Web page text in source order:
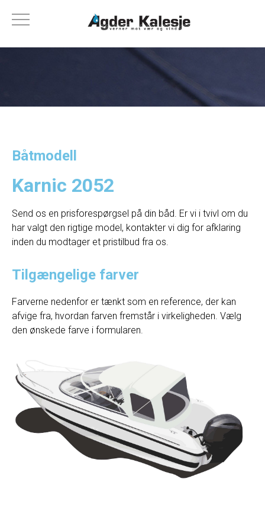
Båtmodell
Karnic 2052
Send os en prisforespørgsel på din båd. Er vi i tvivl om du
har valgt den rigtige model, kontakter vi dig for afklaring
inden du modtager et pristilbud fra os.
Tilgængelige farver
Farverne nedenfor er tænkt som en reference, der kan
afvige fra, hvordan farven fremstår i virkeligheden. Vælg
den ønskede farve i formularen.